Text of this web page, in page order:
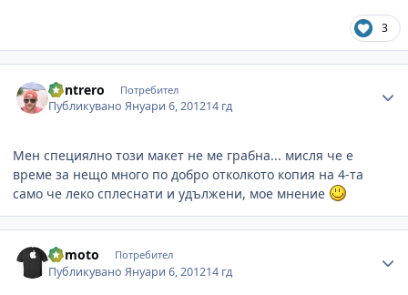
3
Kontrero Потребител
ПубликуваноЯнуари 6, 201214 гд
Мен специялно този макет не ме грабна... мисля че е
време за нещо много по добро отколкото копия на 4-та
само че леко сплеснати и удължени, мое мнение
uomoto Потребител
ПубликуваноЯнуари 6, 201214 гд